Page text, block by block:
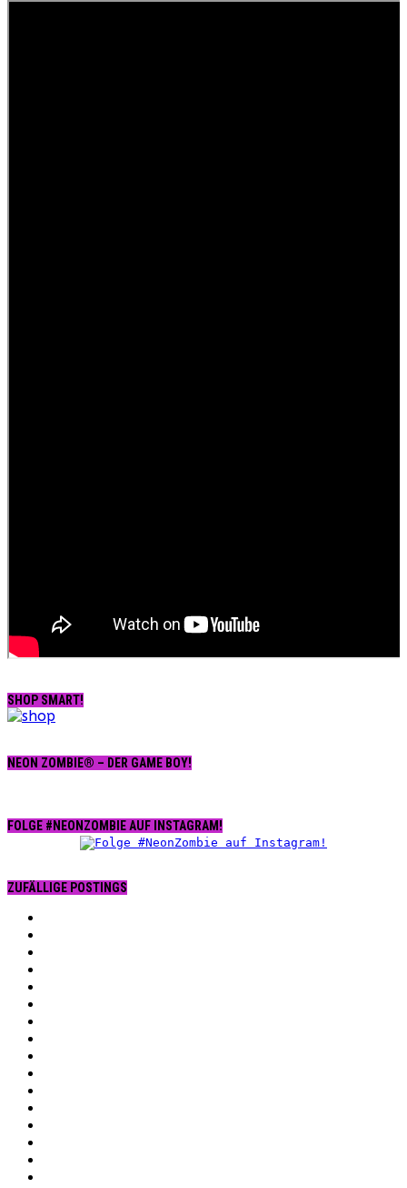
SHOP SMART!
NEON ZOMBIE® – DER GAME BOY!
FOLGE #NEONZOMBIE AUF INSTAGRAM!
ZUFÄLLIGE POSTINGS